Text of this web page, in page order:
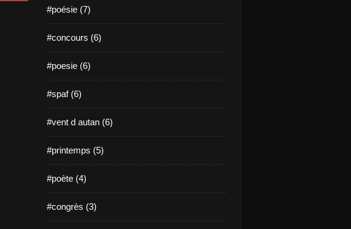
#poésie (7)
#concours (6)
#poesie (6)
#spaf (6)
#vent d autan (6)
#printemps (5)
#poète (4)
#congrès (3)